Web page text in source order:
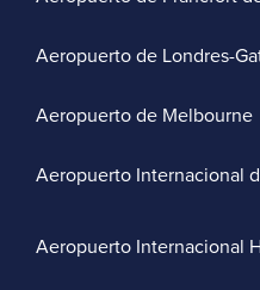
Aeropuerto de Londres-
Aeropuerto de Melbourne
Aeropuerto Internacional
Aeropuerto Internacional